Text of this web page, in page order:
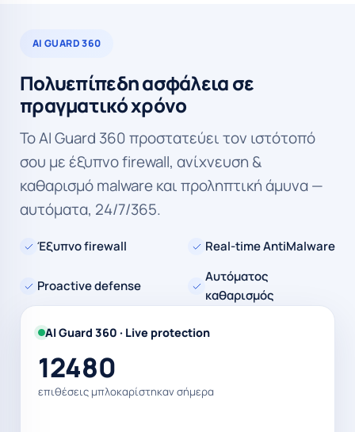
AI GUARD 360
Πολυεπίπεδη ασφάλεια σε
πραγματικό χρόνο
Το AI Guard 360 προστατεύει τον ιστότοπό
σου με έξυπνο firewall, ανίχνευση &
καθαρισμό malware και προληπτική άμυνα —
αυτόματα, 24/7/365.
Έξυπνο firewall Real-time AntiMalware
Proactive defense
Αυτόματος
καθαρισμός
AI Guard 360 · Live protection
12480
επιθέσεις μπλοκαρίστηκαν σήμερα